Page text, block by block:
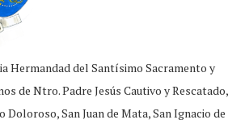
Hermandad del Santísimo Sacramento y
de Ntro. Padre Jesús Cautivo y Rescatado,
Doloroso, San Juan de Mata, San Ignacio de